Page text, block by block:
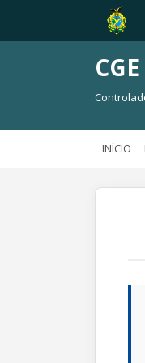
CGE
INÍCIO